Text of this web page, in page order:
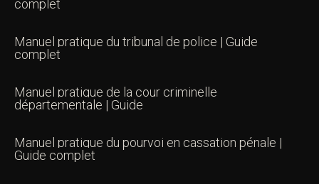
complet
Manuel pratique du tribunal de police | Guide
complet
Manuel pratique de la cour criminelle
départementale | Guide
Manuel pratique du pourvoi en cassation pénale |
Guide complet